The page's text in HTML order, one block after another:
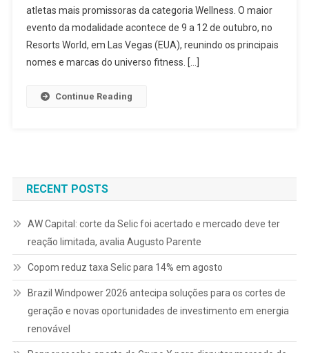
atletas mais promissoras da categoria Wellness. O maior
evento da modalidade acontece de 9 a 12 de outubro, no
Resorts World, em Las Vegas (EUA), reunindo os principais
nomes e marcas do universo fitness. […]
Continue Reading
RECENT POSTS
AW Capital: corte da Selic foi acertado e mercado deve ter
reação limitada, avalia Augusto Parente
Copom reduz taxa Selic para 14% em agosto
Brazil Windpower 2026 antecipa soluções para os cortes de
geração e novas oportunidades de investimento em energia
renovável